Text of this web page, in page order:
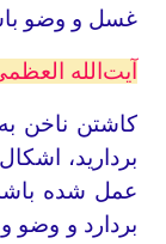
غسل و وضو
آیت‌الله
کاشتن ناخن
بردارید،
عمل شده
بردارد و